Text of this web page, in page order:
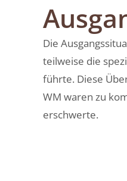
Die
teilweise die
führte. Diese
WM waren zu
erschwerte.